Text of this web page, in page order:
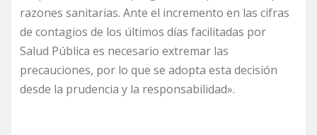
razones sanitarias. Ante el incremento en las cifras
de contagios de los últimos días facilitadas por
Salud Pública es necesario extremar las
precauciones, por lo que se adopta esta decisión
desde la prudencia y la responsabilidad».